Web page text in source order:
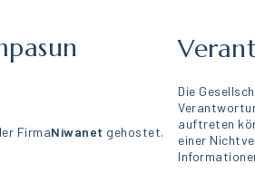
FirmaNiwanet gehostet.
Die
auftreten
einer